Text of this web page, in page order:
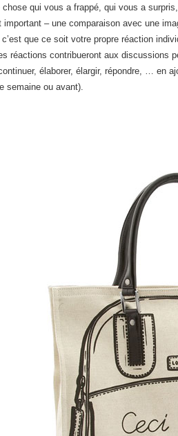
qui vous a frappé, qui vous a
– une comparaison avec une
que ce soit votre propre réaction
réactions contribueront aux discussions
élaborer, élargir, répondre, … en
semaine ou avant).